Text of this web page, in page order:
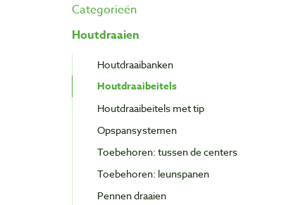
Categorieën
Houtdraaien
Houtdraaibanken
Houtdraaibeitels
Houtdraaibeitels met tip
Opspansystemen
Toebehoren: tussen de centers
Toebehoren: leunspanen
Pennen draaien